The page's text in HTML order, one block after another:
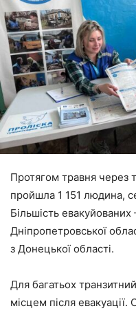
Протягом травня через
пройшла 1 151 людина,
Більшість
Дніпропетровської
з Донецької області.
Для багатьох
місцем після